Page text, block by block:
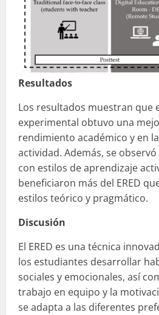
Resultados
Los resultados muestran que
experimental obtuvo una
rendimiento académico y en
actividad. Además, se
con estilos de aprendizaje
beneficiaron más del ERED
estilos teórico y pragmático.
Discusión
El ERED es una técnica
los estudiantes desarrollar
sociales y emocionales, así
trabajo en equipo y la
se adapta a las diferentes